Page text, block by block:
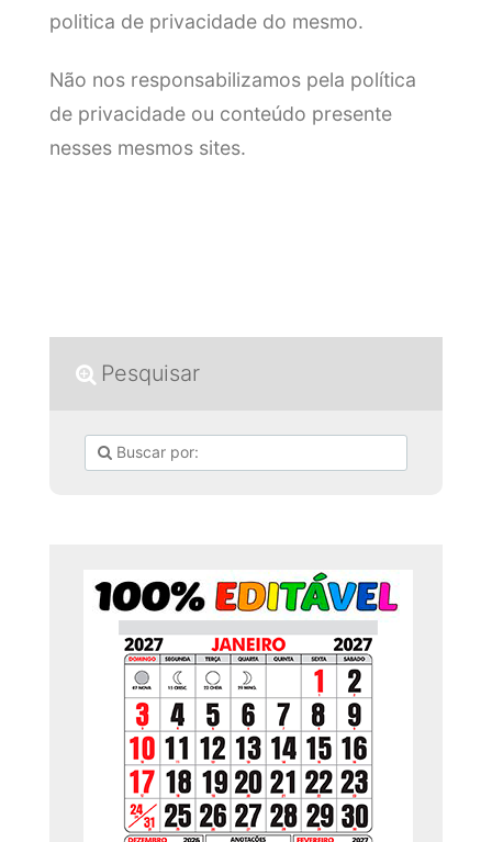
politica de privacidade do mesmo.
Não nos responsabilizamos pela política
de privacidade ou conteúdo presente
nesses mesmos sites.
Pesquisar